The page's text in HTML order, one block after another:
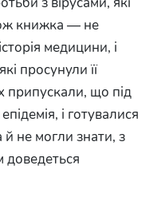
книжка — не
медицини, і
просунули її
припускали, що під
і готувалися
й не могли знати, з
доведеться